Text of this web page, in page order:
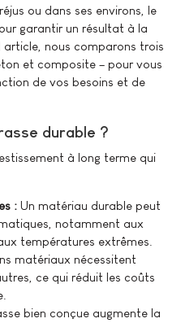
ou dans ses environs, le
garantir un résultat à la
nous comparons trois
et composite – pour vous
de vos besoins et de
durable ?
à long terme qui
: Un matériau durable peut
notamment aux
températures extrêmes.
matériaux nécessitent
ce qui réduit les coûts
bien conçue augmente la